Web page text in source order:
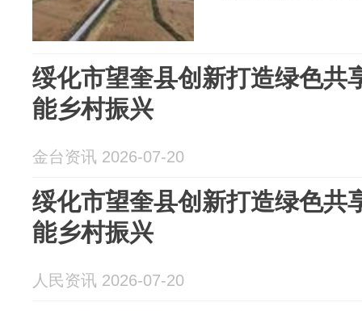
绥化市望奎县创新打造绿色共
能乡村振兴
金台资讯 2026-07-20
绥化市望奎县创新打造绿色共
能乡村振兴
人民资讯 2026-07-20